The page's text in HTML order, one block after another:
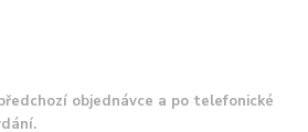
objednávce a po telefonické